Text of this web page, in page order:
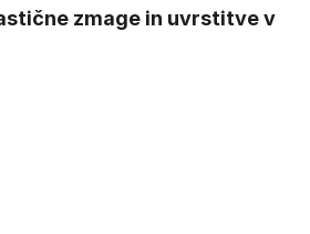
zmage in uvrstitve v